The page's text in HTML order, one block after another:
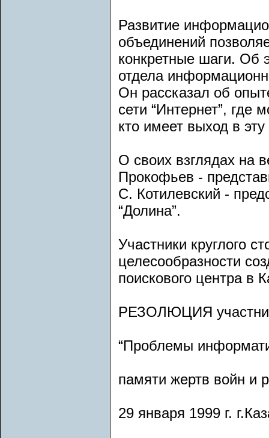
Развитие
объединений
конкретные шаги. Об
отдела
Он рассказал об
сети “Интернет”,
кто имеет выход в эту
О своих взглядах на
Прокофьев -
С. Котилевский -
“Долина”.
Участники круглого
целесообразности
поискового центра в
РЕЗОЛЮЦИЯ
“Проблемы
памяти жертв войн и
29 января 1999 г.